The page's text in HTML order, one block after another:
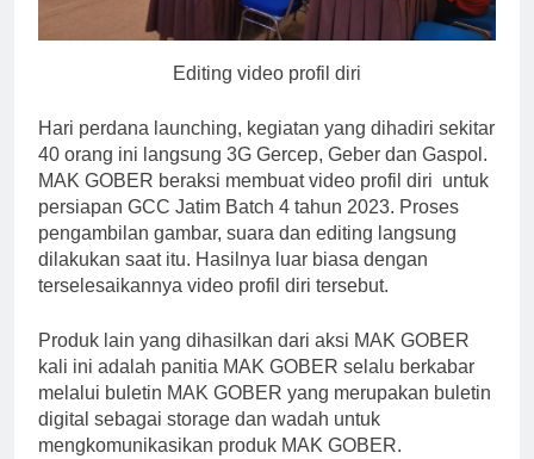
Editing video profil diri
Hari perdana launching, kegiatan yang dihadiri sekitar
40 orang ini langsung 3G Gercep, Geber dan Gaspol.
MAK GOBER beraksi membuat video profil diri untuk
persiapan GCC Jatim Batch 4 tahun 2023. Proses
pengambilan gambar, suara dan editing langsung
dilakukan saat itu. Hasilnya luar biasa dengan
terselesaikannya video profil diri tersebut.
Produk lain yang dihasilkan dari aksi MAK GOBER
kali ini adalah panitia MAK GOBER selalu berkabar
melalui buletin MAK GOBER yang merupakan buletin
digital sebagai storage dan wadah untuk
mengkomunikasikan produk MAK GOBER.